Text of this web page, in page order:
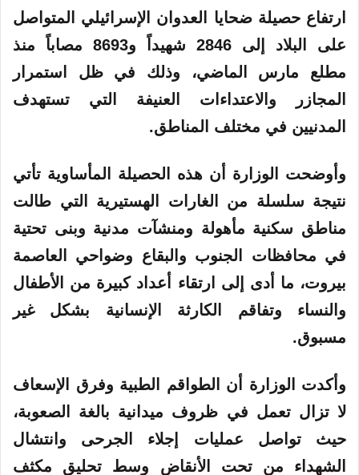
إ
ل
ر
ا
ارتفاع حصيلة ضحايا العدوان الإسرائيلي المتواصل
على البلاد إلى 2846 شهيداً و8693 مصاباً منذ
مطلع مارس الماضي، وذلك في ظل استمرار
المجازر والاعتداءات العنيفة
التي تستهدف
المدنيين في مختلف المناطق.
وأوضحت الوزارة أن هذه الحصيلة المأساوية تأتي
نتيجة سلسلة من الغارات الهستيرية التي طالت
مناطق سكنية مأهولة ومنشآت مدنية وبنى تحتية
في محافظات الجنوب والبقاع وضواحي العاصمة
بيروت، ما أدى إلى ارتقاء أعداد كبيرة من الأطفال
والنساء وتفاقم الكارثة
الإنسانية بشكل غير
مسبوق.
وأكدت الوزارة أن الطواقم الطبية وفرق الإسعاف
لا تزال تعمل في ظروف ميدانية بالغة الصعوبة،
حيث تواصل عمليات إجلاء الجرحى وانتشال
الشهداء من تحت الأنقاض وسط تحليق مكثف